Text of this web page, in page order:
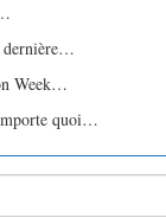
dernière…
Week…
quoi…